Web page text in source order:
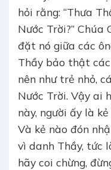
hỏi rằng: “Thưa
Nước Trời?”
đặt nó giữa các
Thầy bảo thật các
nên như trẻ nhỏ,
Nước Trời. Vậy ai
này, người ấy là
Và kẻ nào đón
vì danh Thầy, tức
hãy coi chừng,